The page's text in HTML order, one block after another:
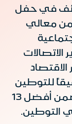
في حفل
من معالي
الاتصالات
للتوطين
ضمن قطاع المال والتأمين، وضمن أفضل 13
التوطين.